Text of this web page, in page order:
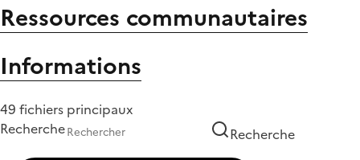
Ressources communautaires
Informations
49 fichiers principaux
Recherche
Recherche